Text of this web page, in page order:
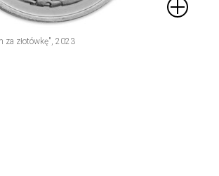
za złotówkę", 2023